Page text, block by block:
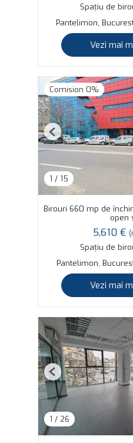
Spațiu de
Pantelimon,
Vezi mai
Comision 0%
1 / 15
Previous
Birouri 660 mp de
open
5,610 €
Spațiu de
Pantelimon,
Vezi mai
1 / 26
Previous